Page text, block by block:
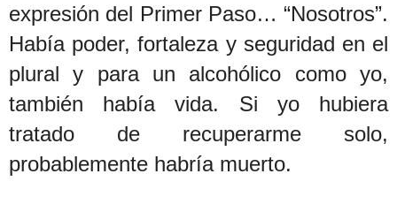
expresión del Primer Paso… “Nosotros”.
Había poder, fortaleza y seguridad en el
plural y para un alcohólico como yo,
también había vida. Si yo hubiera
tratado de recuperarme solo,
probablemente habría muerto.